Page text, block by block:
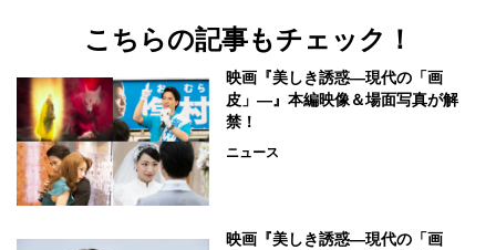
こちらの記事もチェック！
映画『美しき誘惑―現代の「画
皮」―』本編映像＆場面写真が解
禁！
ニュース
映画『美しき誘惑―現代の「画